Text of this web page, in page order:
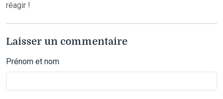
réagir !
Laisser un commentaire
Prénom et nom